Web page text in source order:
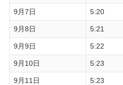
9月7日 5:20
9月8日 5:21
9月9日 5:22
9月10日 5:23
9月11日 5:23